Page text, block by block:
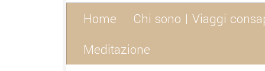
Home Chi sono | Viaggi
Meditazione